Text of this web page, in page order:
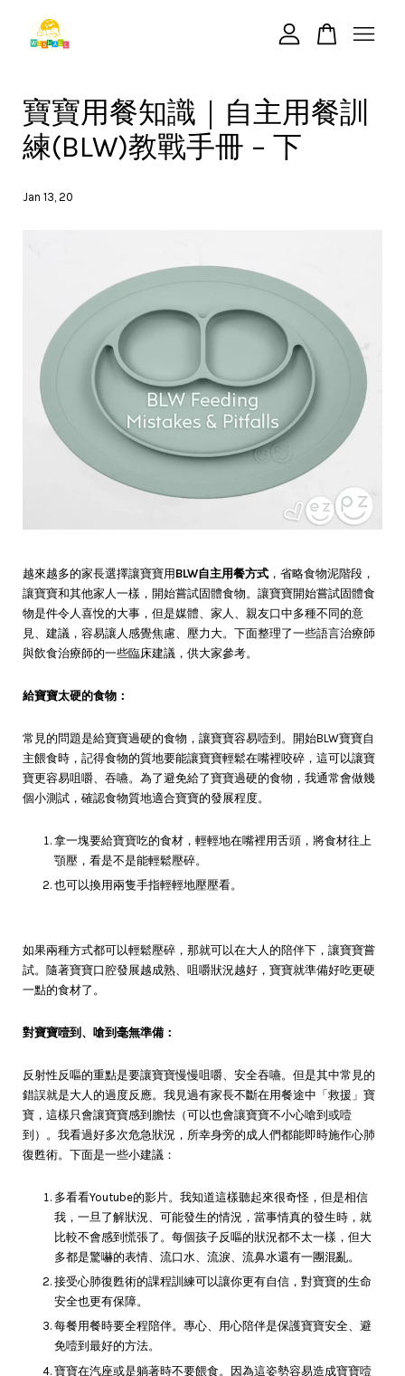
寶寶用餐知識｜自主用餐訓
練(BLW)教戰手冊 – 下
Jan 13, 20
越來越多的家長選擇讓寶寶用 BLW自主用餐方式 ，省略食物泥階段，
讓寶寶和其他家人一樣，開始嘗試固體食物。讓寶寶開始嘗試固體食
物是件令人喜悅的大事，但是媒體、家人、親友口中多種不同的意
見、建議，容易讓人感覺焦慮、壓力大。下面整理了一些語言治療師
與飲食治療師的一些臨床建議，供大家參考。
給寶寶太硬的食物：
常見的問題是給寶寶過硬的食物，讓寶寶容易噎到。開始BLW寶寶自
主餵食時，記得食物的質地要能讓寶寶輕鬆在嘴裡咬碎，這可以讓寶
寶更容易咀嚼、吞嚥。為了避免給了寶寶過硬的食物，我通常會做幾
個小測試，確認食物質地適合寶寶的發展程度。
拿一塊要給寶寶吃的食材，輕輕地在嘴裡用舌頭，將食材往上
顎壓，看是不是能輕鬆壓碎。
也可以換用兩隻手指輕輕地壓壓看。
如果兩種方式都可以輕鬆壓碎，那就可以在大人的陪伴下，讓寶寶嘗
試。隨著寶寶口腔發展越成熟、咀嚼狀況越好，寶寶就準備好吃更硬
一點的食材了。
對寶寶噎到、嗆到毫無準備：
反射性反嘔的重點是要讓寶寶慢慢咀嚼、安全吞嚥。但是其中常見的
錯誤就是大人的過度反應。我見過有家長不斷在用餐途中「救援」寶
寶，這樣只會讓寶寶感到膽怯（可以也會讓寶寶不小心嗆到或噎
到）。我看過好多次危急狀況，所幸身旁的成人們都能即時施作心肺
復甦術。下面是一些小建議：
多看看Youtube的影片。我知道這樣聽起來很奇怪，但是相信
我，一旦了解狀況、可能發生的情況，當事情真的發生時，就
比較不會感到慌張了。每個孩子反嘔的狀況都不太一樣，但大
多都是驚嚇的表情、流口水、流淚、流鼻水還有一團混亂。
接受心肺復甦術的課程訓練可以讓你更有自信，對寶寶的生命
安全也更有保障。
每餐用餐時要全程陪伴。專心、用心陪伴是保護寶寶安全、避
免噎到最好的方法。
寶寶在汽座或是躺著時不要餵食。因為這姿勢容易造成寶寶噎
您的購物車目前還是空的。
繼續購物